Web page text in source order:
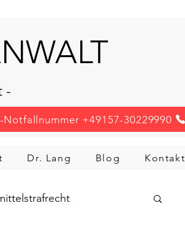
-
Notfallnummer +49157-30229990
Dr. Lang Blog Kontakt